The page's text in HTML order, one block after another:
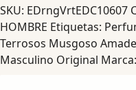
SKU: EDrngVrtEDC10607
HOMBRE Etiquetas:
Terrosos Musgoso
Masculino Original Marca: